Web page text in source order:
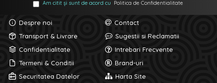
Am citit și sunt de acord cu Politica de Confidentialitate
Despre noi
Transport & Livrare
Confidentialitate
Termeni & Conditii
Securitatea Datelor
Contact
Sugestii si Reclamatii
Intrebari Frecvente
Brand-uri
Harta Site